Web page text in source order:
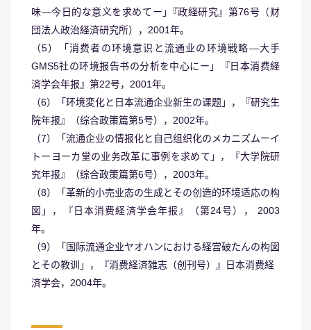
味―今日的な意义を求めてー｣『政経研究』第76号（财
団法人政治経済研究所），2001年。
（5）「消费者の环境意识と流通业の环境戦略―大手
GMS5社の环境报告书の分析を中心にー」『日本消费経
済学会年报』第22号，2001年。
（6）「环境変化と日本流通企业新生の课题」，『研究生
院年报』（综合政策篇第5号），2002年。
（7）「流通企业の情报化と自己组织化のメカニズムーイ
トーヨーカ堂の业务改革に事例を求めて」，『大学院研
究年报』（综合政策篇第6号），2003年。
（8）「革新的小売业态の生成とその创造的环境适応の构
図」，『日本消费経済学会年报』（第24号）， 2003
年。
（9）「国际流通企业ヤオハンにおける経営破たんの构図
とその教训」，『消费経済雑志（创刊号）』日本消费経
済学会，2004年。